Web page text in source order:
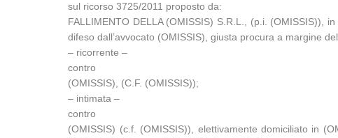
sul ricorso 3725/2011 proposto da:
FALLIMENTO DELLA (OMISSIS) S.R.L., (p.i. (OMISSIS)),
difeso dall’avvocato (OMISSIS), giusta procura a margine
– ricorrente –
contro
(OMISSIS), (C.F. (OMISSIS));
– intimata –
contro
(OMISSIS) (c.f. (OMISSIS)), elettivamente domiciliato in